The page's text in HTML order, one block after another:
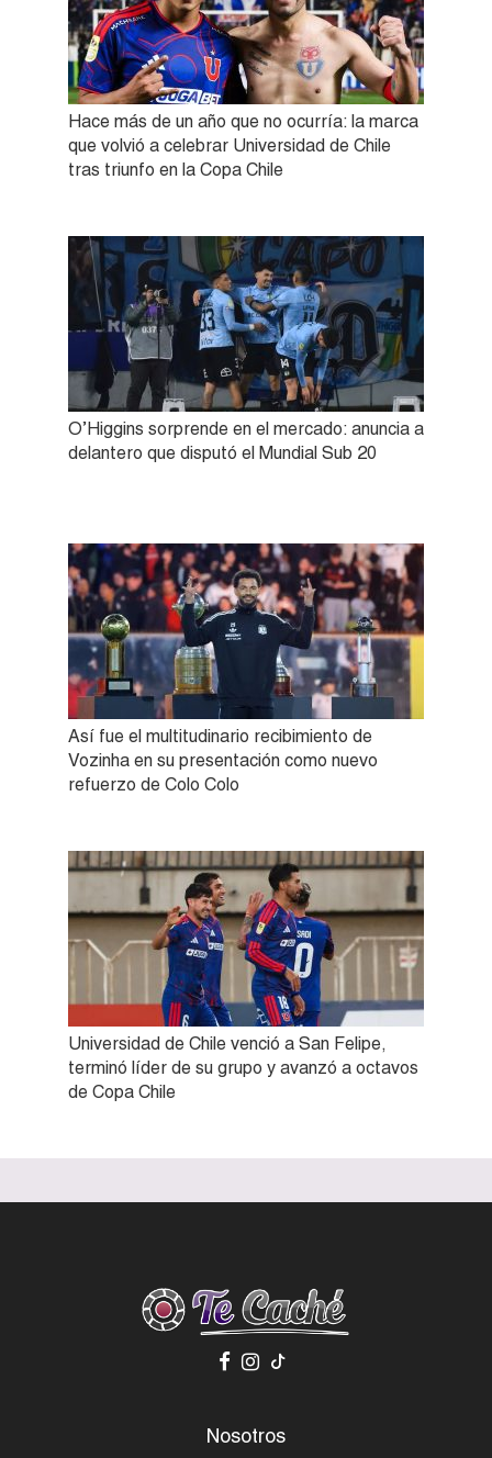
Hace más de un año que no ocurría: la marca
que volvió a celebrar Universidad de Chile
tras triunfo en la Copa Chile
O’Higgins sorprende en el mercado: anuncia a
delantero que disputó el Mundial Sub 20
Así fue el multitudinario recibimiento de
Vozinha en su presentación como nuevo
refuerzo de Colo Colo
Universidad de Chile venció a San Felipe,
terminó líder de su grupo y avanzó a octavos
de Copa Chile
Nosotros